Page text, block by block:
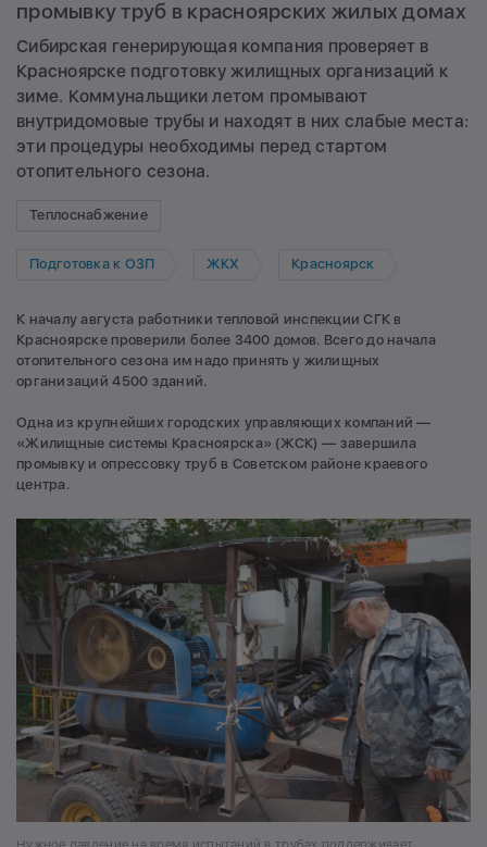
промывку труб в красноярских жилых домах
Сибирская генерирующая компания проверяет в
Красноярске подготовку жилищных организаций к
зиме. Коммунальщики летом промывают
внутридомовые трубы и находят в них слабые места:
эти процедуры необходимы перед стартом
отопительного сезона.
Теплоснабжение
Подготовка к ОЗП ЖКХ Красноярск
К началу августа работники тепловой инспекции СГК в
Красноярске проверили более 3400 домов. Всего до начала
отопительного сезона им надо принять у жилищных
организаций 4500 зданий.
Одна из крупнейших городских управляющих компаний —
«Жилищные системы Красноярска» (ЖСК) — завершила
промывку и опрессовку труб в Советском районе краевого
центра.